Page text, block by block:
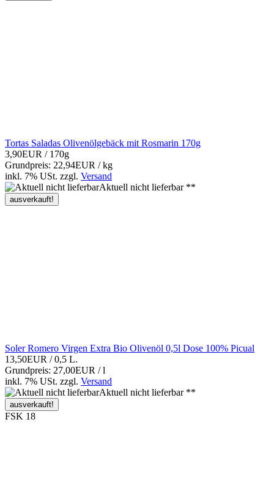
Tortas Saladas Olivenölgebäck mit Rosmarin 170g
3,90EUR / 170g
Grundpreis: 22,94EUR / kg
inkl. 7% USt. zzgl. Versand
Aktuell nicht lieferbar **
ausverkauft!
Soler Romero Virgen Extra Bio Olivenöl 0,5l Dose 100% Picual
13,50EUR / 0,5 L.
Grundpreis: 27,00EUR / l
inkl. 7% USt. zzgl. Versand
Aktuell nicht lieferbar **
ausverkauft!
FSK 18